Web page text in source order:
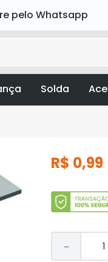
pelo Whatsapp
Solda
R$ 0,99
－